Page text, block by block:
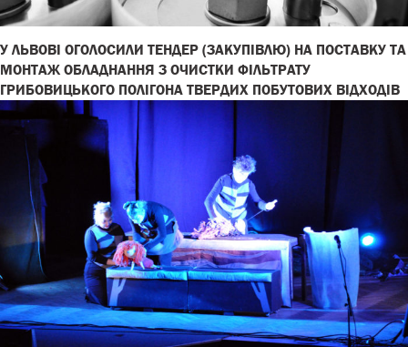
У ЛЬВОВІ ОГОЛОСИЛИ ТЕНДЕР (ЗАКУПІВЛЮ) НА ПОСТАВКУ ТА
МОНТАЖ ОБЛАДНАННЯ З ОЧИСТКИ ФІЛЬТРАТУ
ГРИБОВИЦЬКОГО ПОЛІГОНА ТВЕРДИХ ПОБУТОВИХ ВІДХОДІВ